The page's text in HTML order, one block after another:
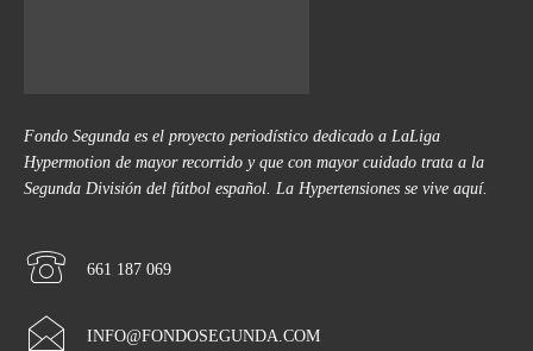
Fondo Segunda es el proyecto periodístico dedicado a LaLiga
Hypermotion de mayor recorrido y que con mayor cuidado trata a la
Segunda División del fútbol español. La Hypertensiones se vive aquí.
661 187 069
INFO@FONDOSEGUNDA.COM